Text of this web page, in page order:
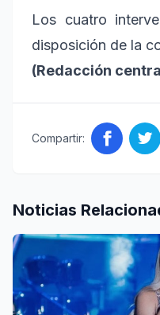
Los cuatro
disposición de la
(Redacción
Compartir:
Noticias